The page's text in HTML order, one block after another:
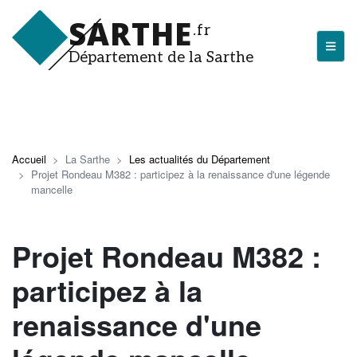
au
contenu
principal
SARTHE.fr
Département de la Sarthe
Les actualités du Département
J'arrive en Sarthe
Entreprendre en Sarthe
Tourisme en Sarthe
Que faire en Sarthe ?
La Sarthe sportive
Accueil La Sarthe
Les actualités du Département
Projet Rondeau M382 : participez à la renaissance d'une légende
mancelle
Projet Rondeau M382 :
participez à la
renaissance d'une